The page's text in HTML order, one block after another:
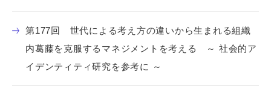
第177回 世代による考え方の違いから生まれる組織
内葛藤を克服するマネジメントを考える ～ 社会的ア
イデンティティ研究を参考に ～